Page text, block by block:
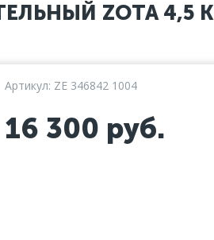
ZOTA 4,5
Артикул: ZE 346842 1004
16 300 руб.